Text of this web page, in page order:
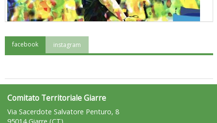
"Superare gli ostacoli": la relazione di Tiziano Pesce al CN Uisp
facebook instagram
Comitato Territoriale Giarre
Via Sacerdote Salvatore Penturo, 8